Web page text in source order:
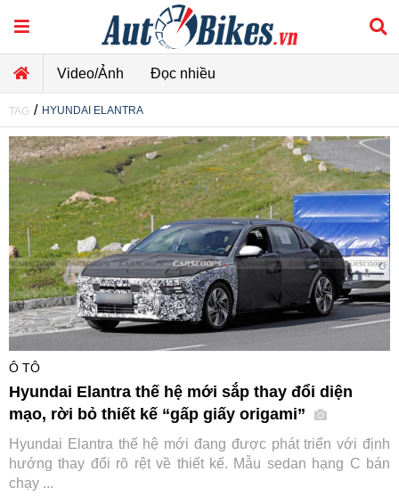
Video/Ảnh Đọc nhiều
TAG / HYUNDAI ELANTRA
Ô TÔ
Hyundai Elantra thế hệ mới sắp thay đổi diện
mạo, rời bỏ thiết kế “gấp giấy origami”
Hyundai Elantra thế hệ mới đang được phát triển với định
hướng thay đổi rõ rệt về thiết kế. Mẫu sedan hạng C bán
chạy ...